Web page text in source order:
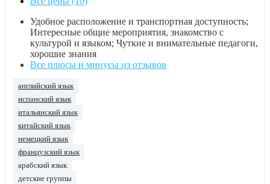
Удобное расположение и транспортная доступность;
Интересные общие мероприятия, знакомство с
культурой и языком; Чуткие и внимательные педагоги,
хорошие знания
Все плюсы и минусы из отзывов
английский язык
испанский язык
итальянский язык
китайский язык
немецкий язык
французский язык
арабский язык
детские группы